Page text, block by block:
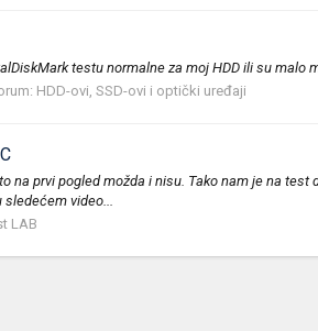
testu normalne za moj HDD ili su malo
HDD-ovi, SSD-ovi i optički uređaji
prvi pogled možda i nisu. Tako nam je na test
video...
LAB